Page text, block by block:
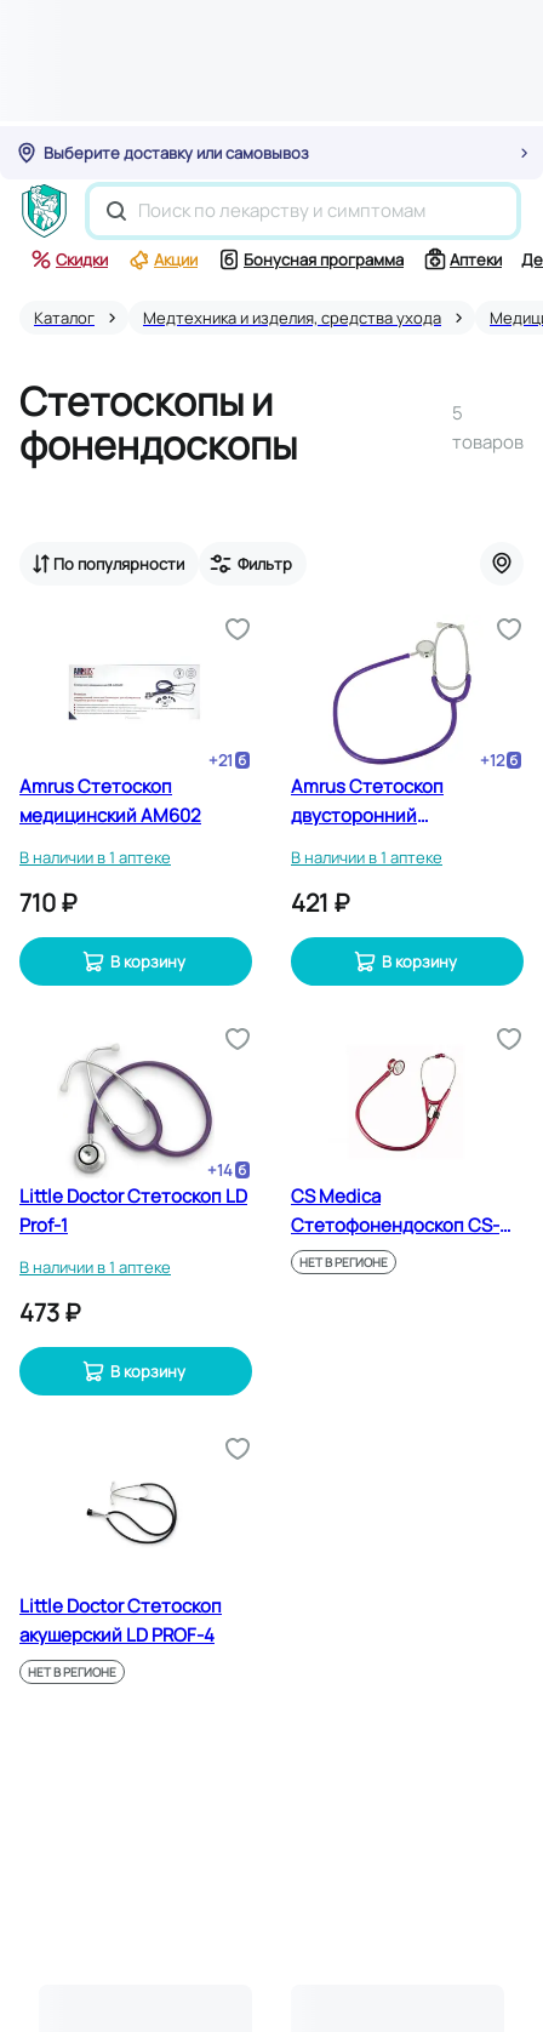
Выберите доставку или самовывоз
Скидки Акции Бонусная программа Аптеки
Каталог Медтехника и изделия, средства ухода
Стетоскопы и
фонендоскопы
5
товаров
По популярности Фильтр
+21
Amrus Стетоскоп
медицинский AM602
В наличии в 1 аптеке
710 ₽
В корзину
+12
Amrus Стетоскоп
двусторонний
AM507 Фиолетовый
В наличии в 1 аптеке
421 ₽
В корзину
+14
Little Doctor Стетоскоп LD
Prof-1
В наличии в 1 аптеке
473 ₽
В корзину
CS Medica
Стетофонендоскоп CS-
422 Premium Малиновый
НЕТ В РЕГИОНЕ
Little Doctor Стетоскоп
акушерский LD PROF-4
НЕТ В РЕГИОНЕ